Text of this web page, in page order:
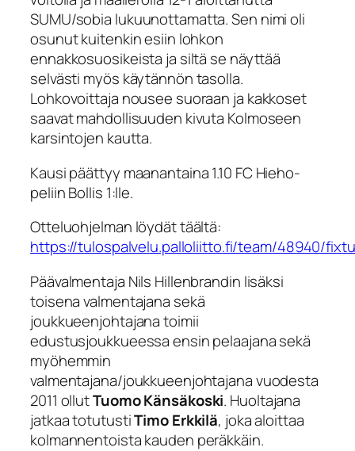
SUMU/sobia lukuunottamatta. Sen nimi oli
osunut kuitenkin esiin lohkon
ennakkosuosikeista ja siltä se näyttää
selvästi myös käytännön tasolla.
Lohkovoittaja nousee suoraan ja kakkoset
saavat mahdollisuuden kivuta Kolmoseen
karsintojen kautta.
Kausi päättyy maanantaina 1.10 FC Hieho-
peliin Bollis 1:lle.
Otteluohjelman löydät täältä:
https://tulospalvelu.palloliitto.fi/team/48940/
Päävalmentaja Nils Hillenbrandin lisäksi
toisena valmentajana sekä
joukkueenjohtajana toimii
edustusjoukkueessa ensin pelaajana sekä
myöhemmin
valmentajana/joukkueenjohtajana vuodesta
2011 ollutTuomo Känsäkoski. Huoltajana
jatkaa totutustiTimo Erkkilä, joka aloittaa
kolmannentoista kauden peräkkäin.